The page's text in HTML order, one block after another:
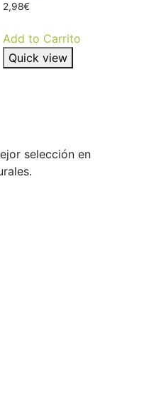
2,98€
Add to Carrito
Quick view
selección en